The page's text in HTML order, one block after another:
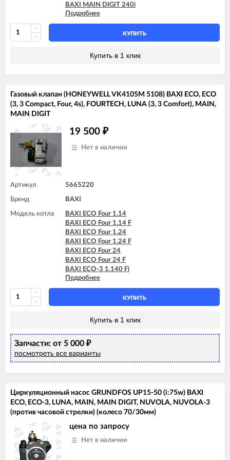
BAXI MAIN DIGIT 240i
BAXI MAIN Four 24
BAXI MAIN Four 240 F (белая панель)
Подробнее
КУПИТЬ
Купить в 1 клик
Газовый клапан (HONEYWELL VK4105M 5108) BAXI ECO, ECO
(3, 3 Compact, Four, 4s), FOURTECH, LUNA (3, 3 Comfort), MAIN,
MAIN DIGIT
19 500 ₽
Нет в наличии
Артикул 5665220
Бренд BAXI
Модель котла
BAXI ECO Four 1.14
BAXI ECO Four 1.14 F
BAXI ECO Four 1.24
BAXI ECO Four 1.24 F
BAXI ECO Four 24
BAXI ECO Four 24 F
BAXI ECO-3 1.140 Fi
BAXI ECO-3 1.240 Fi
BAXI ECO-3 240 Fi
BAXI ECO-3 280 Fi
BAXI ECO-3 Compact 1.140 I
BAXI ECO-3 Compact 1.240 Fi
BAXI ECO-3 Compact 1.240 I
BAXI ECO-3 Compact 240 Fi
BAXI ECO-3 Compact 240 I
BAXI ECO-4s 18 F
BAXI ECO-4s 24
BAXI ECO-4s 24 F
BAXI FOURTECH 1.14
BAXI FOURTECH 1.14 F
BAXI FOURTECH 1.24
BAXI FOURTECH 1.24 F
Подробнее
КУПИТЬ
Купить в 1 клик
Запчасти: от 5 000 ₽
посмотреть все варианты
Циркуляционный насос GRUNDFOS UP15-50 (i:75w) BAXI
ECO, ECO-3, LUNA, MAIN, MAIN DIGIT, NUVOLA, NUVOLA-3
(против часовой стрелки) (колесо 70/30мм)
цена по запросу
Нет в наличии